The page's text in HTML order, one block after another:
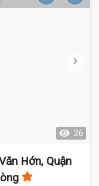
26
Hớn, Quận